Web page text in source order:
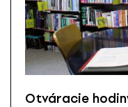
Otváracie